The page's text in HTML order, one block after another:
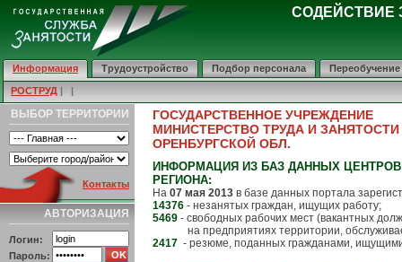
Информация Трудоустройство Подбор персонала Переобучение
РОСТРУД | |
СОДЕЙСТВИЕ
ВЫБОР ТЕРРИТОРИИ
Контакты
АВТОРИЗАЦИЯ
Логин:
Пароль:
ГОСУДАРСТВЕННОЕ УЧРЕЖДЕНИЕ
МИНИСТЕРСТВО ТРУДА И
ОРЕНБУРГСКОЙ ОБЛ.
ИНФОРМАЦИЯ ИЗ БАЗ ДАННЫХ
РЕГИОНА:
На 07 мая 2013 в базе данных портала
14376 - незанятых граждан, ищущих работу;
5469 - свободных рабочих мест (вакантных
на предприятиях территории,
2417 - резюме, поданных гражданами,